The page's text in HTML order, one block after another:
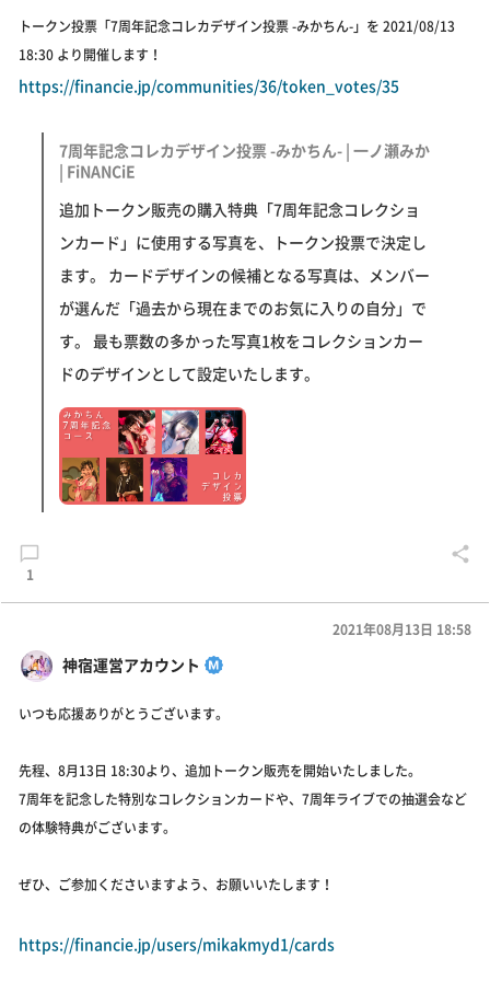
トークン投票「7周年記念コレカデザイン投票 -みかちん-」を 2021/08/13
18:30 より開催します！
https://financie.jp/communities/36/token_votes/35
7周年記念コレカデザイン投票 -みかちん- | 一ノ瀬みか
| FiNANCiE
追加トークン販売の購入特典「7周年記念コレクショ
ンカード」に使用する写真を、トークン投票で決定し
ます。 カードデザインの候補となる写真は、メンバー
が選んだ「過去から現在までのお気に入りの自分」で
す。 最も票数の多かった写真1枚をコレクションカー
ドのデザインとして設定いたします。
1
神宿運営アカウント
2021年08月13日 18:58
いつも応援ありがとうございます。
先程、8月13日 18:30より、追加トークン販売を開始いたしました。
7周年を記念した特別なコレクションカードや、7周年ライブでの抽選会など
の体験特典がございます。
ぜひ、ご参加くださいますよう、お願いいたします！
https://financie.jp/users/mikakmyd1/cards